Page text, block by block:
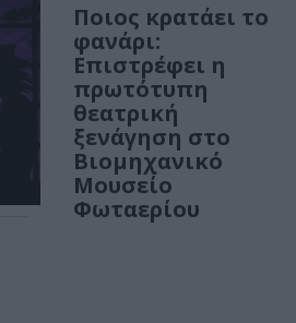
Ποιος κρατάει το
φανάρι:
Επιστρέφει η
πρωτότυπη
θεατρική
ξενάγηση στο
Βιομηχανικό
Μουσείο
Φωταερίου